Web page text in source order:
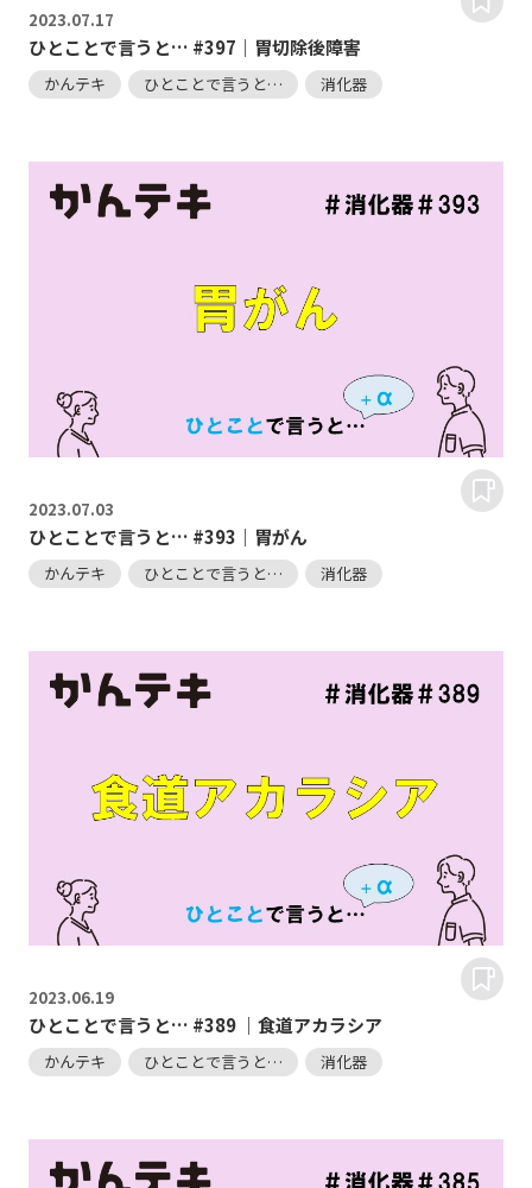
2023.07.17
ひとことで言うと… #397｜胃切除後障害
かんテキ ひとことで言うと… 消化器
2023.07.03
ひとことで言うと… #393｜胃がん
かんテキ ひとことで言うと… 消化器
2023.06.19
ひとことで言うと… #389 ｜食道アカラシア
かんテキ ひとことで言うと… 消化器